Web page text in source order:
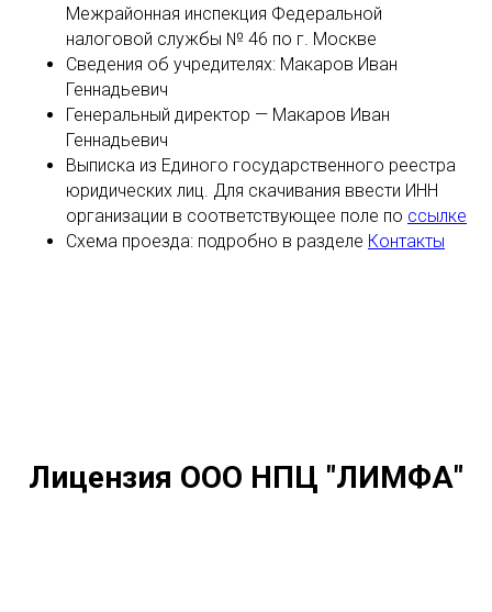
Межрайонная инспекция Федеральной
налоговой службы № 46 по г. Москве
Сведения об учредителях: Макаров Иван
Геннадьевич
Генеральный директор — Макаров Иван
Геннадьевич
Выписка из Единого государственного реестра
юридических лиц. Для скачивания ввести ИНН
организации в соответствующее поле по ссылке
Схема проезда: подробно в разделе Контакты
Лицензия ООО НПЦ "ЛИМФА"